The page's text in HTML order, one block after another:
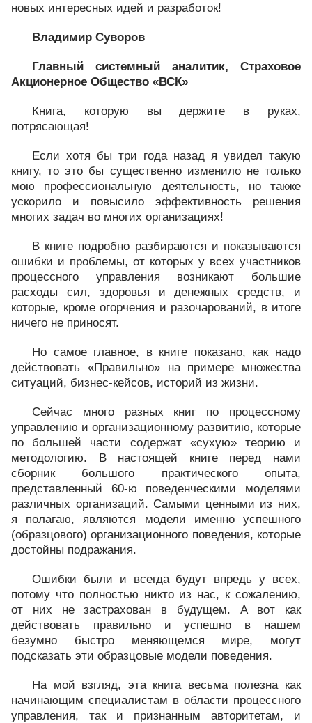
новых интересных идей и разработок!
Владимир Суворов
Главный системный аналитик, Страховое
Акционерное Общество «ВСК»
Книга, которую вы держите в руках,
потрясающая!
Если хотя бы три года назад я увидел такую
книгу, то это бы существенно изменило не только
мою профессиональную деятельность, но также
ускорило и повысило эффективность решения
многих задач во многих организациях!
В книге подробно разбираются и показываются
ошибки и проблемы, от которых у всех участников
процессного управления возникают большие
расходы сил, здоровья и денежных средств, и
которые, кроме огорчения и разочарований, в итоге
ничего не приносят.
Но самое главное, в книге показано, как надо
действовать «Правильно» на примере множества
ситуаций, бизнес-кейсов, историй из жизни.
Сейчас много разных книг по процессному
управлению и организационному развитию, которые
по большей части содержат «сухую» теорию и
методологию. В настоящей книге перед нами
сборник большого практического опыта,
представленный 60-ю поведенческими моделями
различных организаций. Самыми ценными из них,
я полагаю, являются модели именно успешного
(образцового) организационного поведения, которые
достойны подражания.
Ошибки были и всегда будут впредь у всех,
потому что полностью никто из нас, к сожалению,
от них не застрахован в будущем. А вот как
действовать правильно и успешно в нашем
безумно быстро меняющемся мире, могут
подсказать эти образцовые модели поведения.
На мой взгляд, эта книга весьма полезна как
начинающим специалистам в области процессного
управления, так и признанным авторитетам, и